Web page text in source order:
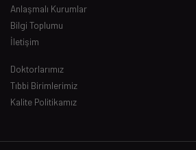
Anlaşmalı Kurumlar
Bilgi Toplumu
İletişim
Doktorlarımız
Tıbbi Birimlerimiz
Kalite Politikamız